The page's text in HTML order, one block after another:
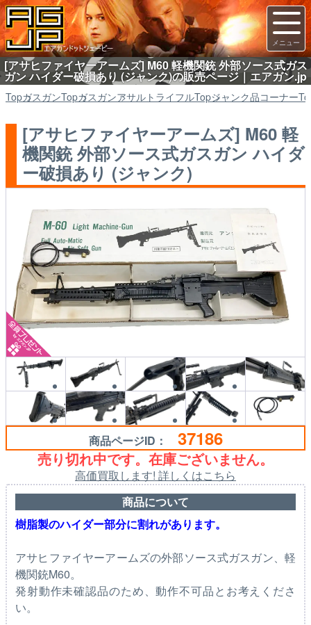
[アサヒファイヤーアームズ] M60 軽機関銃 外部ソース式ガス
ガン ハイダー破損あり (ジャンク)の販売ページ｜エアガン.jp
TopガスガンTopガスガンアサルトライフルTopジャンク品コーナー
[アサヒファイヤーアームズ] M60 軽
機関銃 外部ソース式ガスガン ハイダ
ー破損あり (ジャンク)
商品ページID： 37186
売り切れ中です。在庫ございません。
高価買取します! 詳しくはこちら
商品について
樹脂製のハイダー部分に割れがあります。
アサヒファイヤーアームズの外部ソース式ガスガン、軽
機関銃M60。
発射動作未確認品のため、動作不可品とお考えくださ
い。